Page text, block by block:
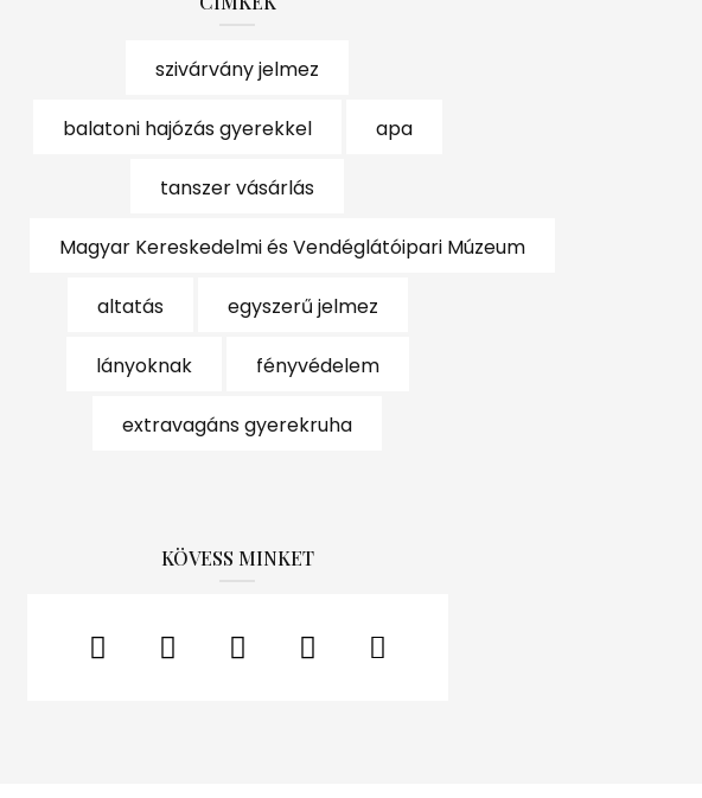
szivárvány jelmez
balatoni hajózás gyerekkel apa
tanszer vásárlás
Magyar Kereskedelmi és Vendéglátóipari Múzeum
altatás egyszerű jelmez
lányoknak fényvédelem
extravagáns gyerekruha
KÖVESS MINKET